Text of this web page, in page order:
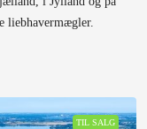
liebhavermægler.
TIL SALG